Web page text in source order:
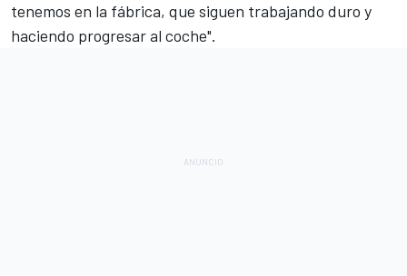
tenemos en la fábrica, que siguen trabajando duro y
haciendo progresar al coche".